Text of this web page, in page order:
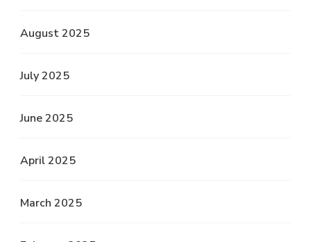
August 2025
July 2025
June 2025
April 2025
March 2025